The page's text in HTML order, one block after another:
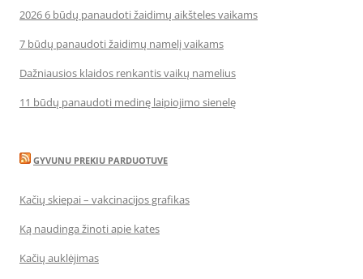
2026 6 būdų panaudoti žaidimų aikšteles vaikams
7 būdų panaudoti žaidimų namelį vaikams
Dažniausios klaidos renkantis vaikų namelius
11 būdų panaudoti medinę laipiojimo sienelę
GYVUNU PREKIU PARDUOTUVE
Kačių skiepai – vakcinacijos grafikas
Ką naudinga žinoti apie kates
Kačių auklėjimas